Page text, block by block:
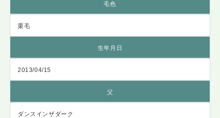
毛色
栗毛
生年月日
2013/04/15
父
ダンスインザダーク